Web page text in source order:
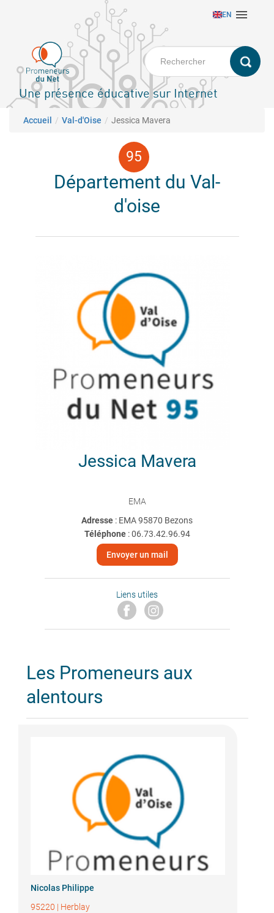
principal
EN 
Une présence éducative sur Internet
Fil d'Ariane
Accueil Val-d'Oise Jessica Mavera
Département du Val-
d'oise
Jessica Mavera
EMA
Adresse : EMA 95870 Bezons
Téléphone:06.73.42.96.94
Envoyer un mail
Liens utiles
Les Promeneurs aux
alentours
Nicolas Philippe
95220 | Herblay